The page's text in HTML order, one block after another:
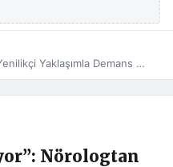
“Sahneyle Öğretiyor”: Nörologtan Yenilikçi Yaklaşımla Demans Eğitimi
Nörologtan